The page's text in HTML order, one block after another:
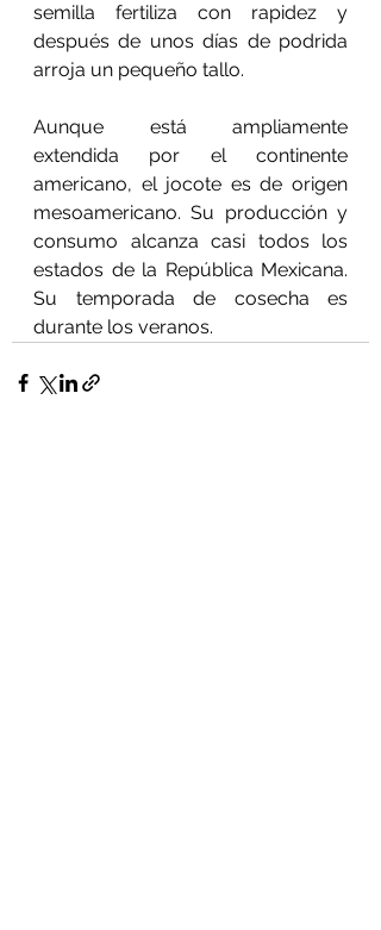
semilla fertiliza con rapidez y
después de unos días de podrida
arroja un pequeño tallo.
Aunque está ampliamente
extendida por el continente
americano, el jocote es de origen
mesoamericano. Su producción y
consumo alcanza casi todos los
estados de la República Mexicana.
Su temporada de cosecha es
durante los veranos.